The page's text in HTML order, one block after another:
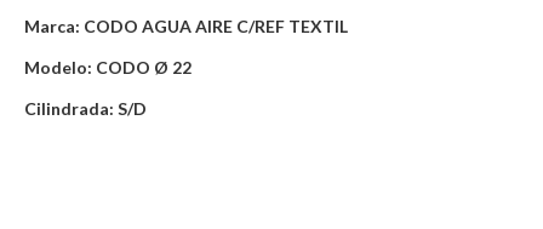
Marca: CODO AGUA AIRE C/REF TEXTIL
Modelo: CODO Ø 22
Cilindrada: S/D